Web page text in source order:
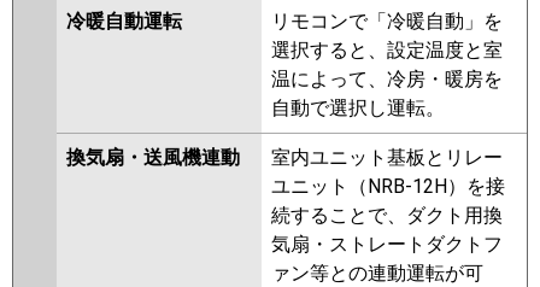
冷暖自動運転
リモコンで「冷暖自動」を
選択すると、設定温度と室
温によって、冷房・暖房を
自動で選択し運転。
換気扇・送風機連動
室内ユニット基板とリレー
ユニット（NRB-12H）を接
続することで、ダクト用換
気扇・ストレートダクトフ
ァン等との連動運転が可